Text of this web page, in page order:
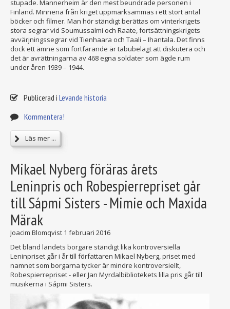
stupade. Mannerheim är den mest beundrade personen i
Finland. Minnena från kriget uppmärksammas i ett stort antal
böcker och filmer. Man hör ständigt berättas om vinterkrigets
stora segrar vid Soumussalmi och Raate, fortsättningskrigets
avvärjningssegrar vid Tienhaara och Taali – Ihantala. Det finns
dock ett ämne som fortfarande är tabubelagt att diskutera och
det är avrättningarna av 468 egna soldater som ägde rum
under åren 1939 – 1944.
Publicerad i Levande historia
Kommentera!
Läs mer ...
Mikael Nyberg föräras årets
Leninpris och Robespierrepriset går
till Sápmi Sisters - Mimie och Maxida
Märak
Joacim Blomqvist 1 februari 2016
Det bland landets borgare ständigt lika kontroversiella
Leninpriset går i år till författaren Mikael Nyberg, priset med
namnet som borgarna tycker är mindre kontroversiellt,
Robespierrepriset - eller Jan Myrdalbibliotekets lilla pris går till
musikerna i Sápmi Sisters.